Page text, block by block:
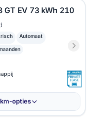
GT EV 73 kWh 210
Automaat
opties